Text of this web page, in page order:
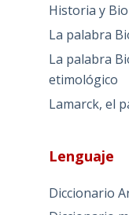
Historia y
La palabra
La palabra
etimológico
Lamarck, el
Lenguaje
Diccionario